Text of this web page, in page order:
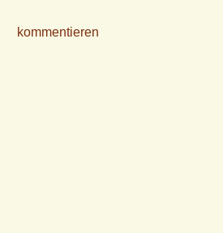
kommentieren